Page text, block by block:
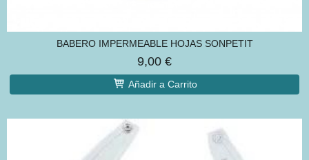
BABERO IMPERMEABLE HOJAS SONPETIT
9,00 €
Añadir a Carrito